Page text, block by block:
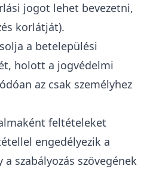
jogot lehet bevezetni,
korlátját).
a betelepülési
holott a jogvédelmi
az csak személyhez
feltételeket
engedélyezik a
szabályozás szövegének